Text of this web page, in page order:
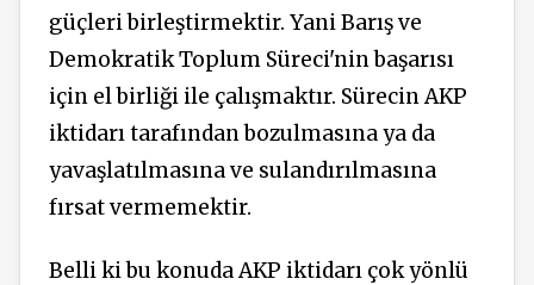
güçleri birleştirmektir. Yani Barış ve
Demokratik Toplum Süreci'nin başarısı
için el birliği ile çalışmaktır. Sürecin AKP
iktidarı tarafından bozulmasına ya da
yavaşlatılmasına ve sulandırılmasına
fırsat vermemektir.
Belli ki bu konuda AKP iktidarı çok yönlü